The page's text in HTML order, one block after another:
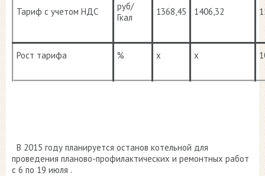
Тариф с учетом НДС
руб/
Гкал
1368,45 1406,32
Рост тарифа % х х
В 2015 году планируется останов котельной для
проведения планово-профилактических и ремонтных работ
с 6 по 19 июля .